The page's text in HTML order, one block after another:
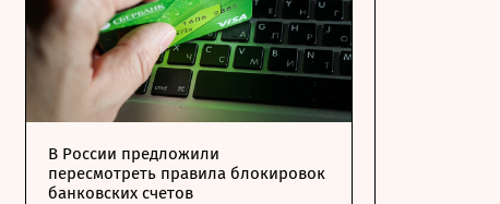
В России предложили
пересмотреть правила блокировок
банковских счетов